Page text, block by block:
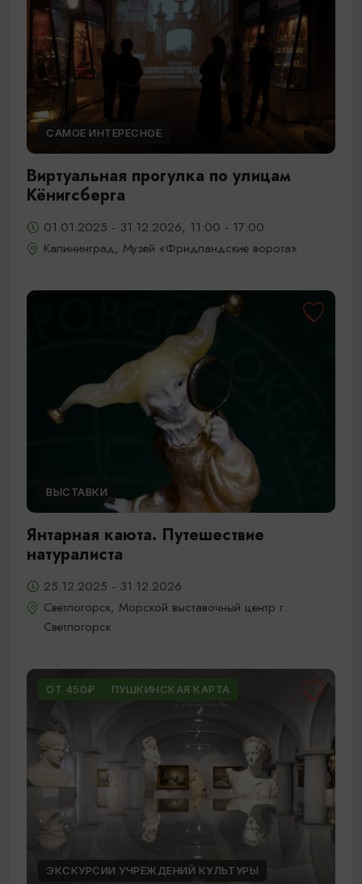
САМОЕ ИНТЕРЕСНОЕ
Виртуальная прогулка по улицам
Кёнигсберга
01.01.2025 - 31.12.2026, 11:00 - 17:00
Калининград, Музей «Фридландские ворота»
ВЫСТАВКИ
Янтарная каюта. Путешествие
натуралиста
25.12.2025 - 31.12.2026
Светлогорск, Морской выставочный центр г.
Светлогорск
ОТ 450₽ ПУШКИНСКАЯ КАРТА
ЭКСКУРСИИ УЧРЕЖДЕНИЙ КУЛЬТУРЫ